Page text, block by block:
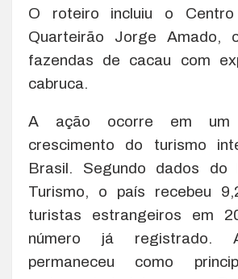
O roteiro incluiu o
Quarteirão Jorge Amado,
fazendas de cacau com
cabruca.
A ação ocorre em um
crescimento do turismo
Brasil. Segundo dados do
Turismo, o país recebeu
turistas estrangeiros em
número já registrado.
permaneceu como